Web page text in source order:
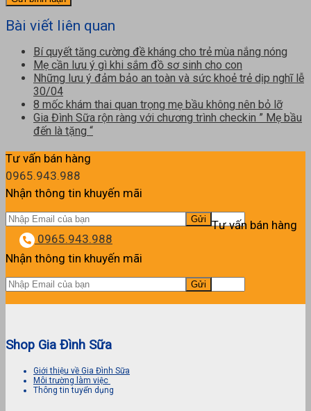
Bài viết liên quan
Bí quyết tăng cường đề kháng cho trẻ mùa nắng nóng
Mẹ cần lưu ý gì khi sắm đồ sơ sinh cho con
Những lưu ý đảm bảo an toàn và sức khoẻ trẻ dịp nghĩ lễ
30/04
8 mốc khám thai quan trọng mẹ bầu không nên bỏ lỡ
Gia Đình Sữa rộn ràng với chương trình checkin ” Mẹ bầu
đến là tặng “
Tư vấn bán hàng
0965.943.988
Nhận thông tin khuyến mãi
Tư vấn bán hàng
0965.943.988
Nhận thông tin khuyến mãi
Shop Gia Đình Sữa
Giới thiệu về Gia Đình Sữa
Môi trường làm việc
Thông tin tuyển dụng